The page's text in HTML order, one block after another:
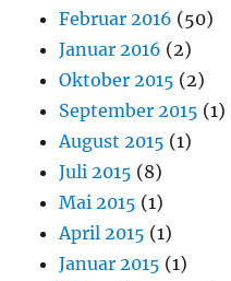
Februar 2016 (50)
Januar 2016 (2)
Oktober 2015 (2)
September 2015 (1)
August 2015 (1)
Juli 2015 (8)
Mai 2015 (1)
April 2015 (1)
Januar 2015 (1)